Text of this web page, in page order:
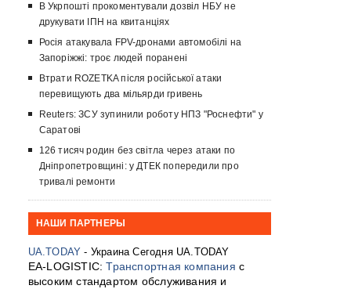
В Укрпошті прокоментували дозвіл НБУ не
друкувати ІПН на квитанціях
Росія атакувала FPV-дронами автомобілі на
Запоріжжі: троє людей поранені
Втрати ROZETKA після російської атаки
перевищують два мільярди гривень
Reuters: ЗСУ зупинили роботу НПЗ "Роснефти" у
Саратові
126 тисяч родин без світла через атаки по
Дніпропетровщині: у ДТЕК попередили про
тривалі ремонти
НАШИ ПАРТНЕРЫ
UA.TODAY - Украина Сегодня UA.TODAY
EA-LOGISTIC:Транспортная компания с
высоким стандартом обслуживания и